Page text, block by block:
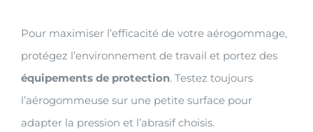
Pour maximiser l’efficacité de votre aérogommage,
protégez l’environnement de travail et portez des
équipements de protection. Testez toujours
l’aérogommeuse sur une petite surface pour
adapter la pression et l’abrasif choisis.